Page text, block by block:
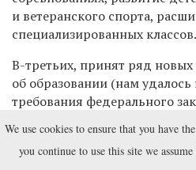
и ветеранского спорта,
специализированных классов.
В-третьих, принят ряд новых
об образовании (нам удалось
требования федерального
например, сеть
закон о выплатах докторам
We use cookies to ensure that you have
you continue to use this site we